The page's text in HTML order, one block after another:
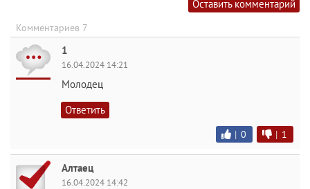
Оставить комментарий
Комментариев 7
1
16.04.2024 14:21
Молодец
Ответить
| 0 | 1
Алтаец
16.04.2024 14:42